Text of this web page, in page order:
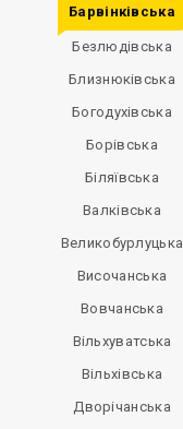
Барвінківська
Безлюдівська
Близнюківська
Богодухівська
Борівська
Біляївська
Валківська
Великобурлуцька
Височанська
Вовчанська
Вільхуватська
Вільхівська
Дворічанська